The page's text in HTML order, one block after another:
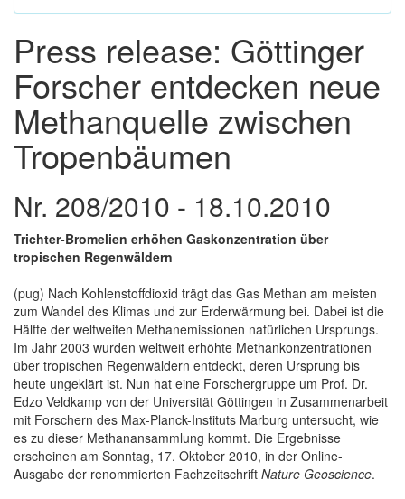
Press release: Göttinger
Forscher entdecken neue
Methanquelle zwischen
Tropenbäumen
Nr. 208/2010 - 18.10.2010
Trichter-Bromelien erhöhen Gaskonzentration über
tropischen Regenwäldern
(pug) Nach Kohlenstoffdioxid trägt das Gas Methan am meisten
zum Wandel des Klimas und zur Erderwärmung bei. Dabei ist die
Hälfte der weltweiten Methanemissionen natürlichen Ursprungs.
Im Jahr 2003 wurden weltweit erhöhte Methankonzentrationen
über tropischen Regenwäldern entdeckt, deren Ursprung bis
heute ungeklärt ist. Nun hat eine Forschergruppe um Prof. Dr.
Edzo Veldkamp von der Universität Göttingen in Zusammenarbeit
mit Forschern des Max-Planck-Instituts Marburg untersucht, wie
es zu dieser Methanansammlung kommt. Die Ergebnisse
erscheinen am Sonntag, 17. Oktober 2010, in der Online-
Ausgabe der renommierten Fachzeitschrift Nature Geoscience.